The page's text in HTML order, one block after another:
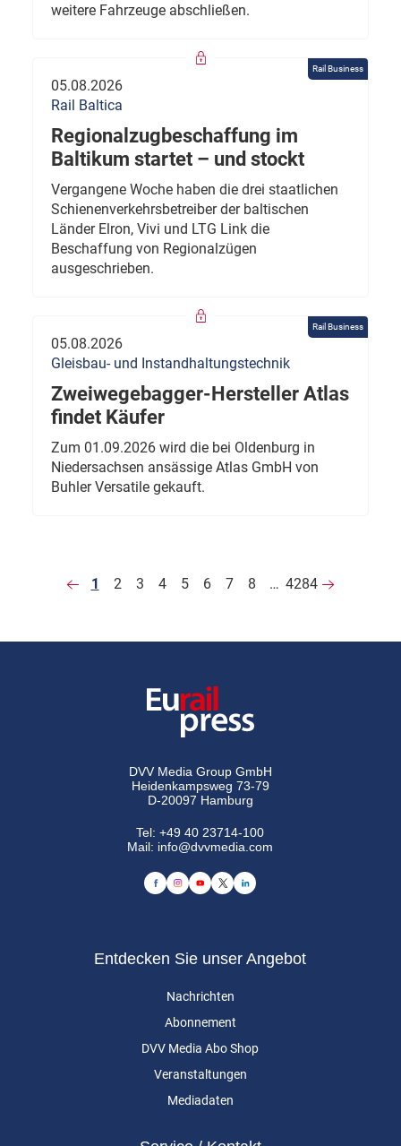
weitere Fahrzeuge abschließen.
Rail Business
05.08.2026
Rail Baltica
Regionalzugbeschaffung im
Baltikum startet – und stockt
Vergangene Woche haben die drei staatlichen
Schienenverkehrsbetreiber der baltischen
Länder Elron, Vivi und LTG Link die
Beschaffung von Regionalzügen
ausgeschrieben.
Rail Business
05.08.2026
Gleisbau- und Instandhaltungstechnik
Zweiwegebagger-Hersteller Atlas
findet Käufer
Zum 01.09.2026 wird die bei Oldenburg in
Niedersachsen ansässige Atlas GmbH von
Buhler Versatile gekauft.
1 2 3 4 5 6 7 8 … 4284
DVV Media Group GmbH
Heidenkampsweg 73-79
D-20097 Hamburg
Tel:+49 40 23714-100
Mail: info@dvvmedia.com
Entdecken Sie unser Angebot
Nachrichten
Abonnement
DVV Media Abo Shop
Veranstaltungen
Mediadaten